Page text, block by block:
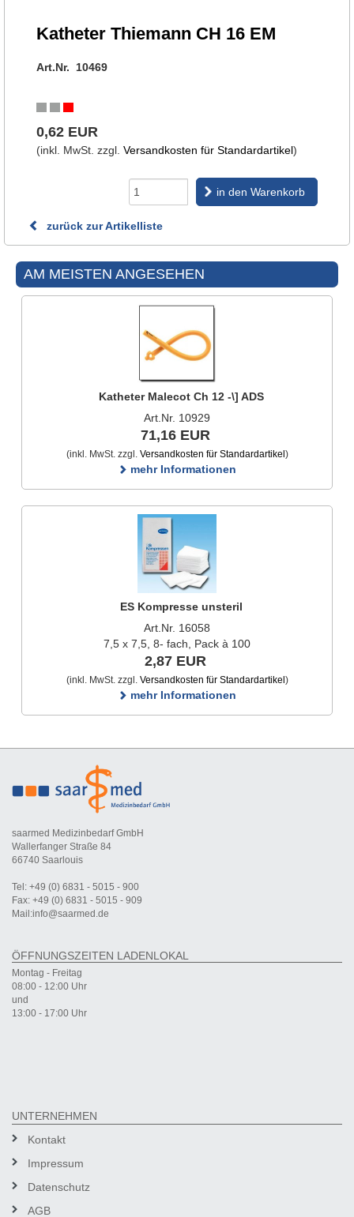
Katheter Thiemann CH 16 EM
Art.Nr. 10469
0,62 EUR
(inkl. MwSt. zzgl. Versandkosten für Standardartikel)
in den Warenkorb
zurück zur Artikelliste
AM MEISTEN ANGESEHEN
Katheter Malecot Ch 12 -\] ADS
Art.Nr. 10929
71,16 EUR
(inkl. MwSt. zzgl. Versandkosten für Standardartikel )
mehr Informationen
ES Kompresse unsteril
Art.Nr. 16058
7,5 x 7,5, 8- fach, Pack à 100
2,87 EUR
(inkl. MwSt. zzgl. Versandkosten für Standardartikel )
mehr Informationen
saarmed Medizinbedarf GmbH
Wallerfanger Straße 84
66740 Saarlouis
Tel: +49 (0) 6831 - 5015 - 900
Fax: +49 (0) 6831 - 5015 - 909
Mail:info@saarmed.de
ÖFFNUNGSZEITEN LADENLOKAL
Montag - Freitag
08:00 - 12:00 Uhr
und
13:00 - 17:00 Uhr
UNTERNEHMEN
Kontakt
Impressum
Datenschutz
AGB